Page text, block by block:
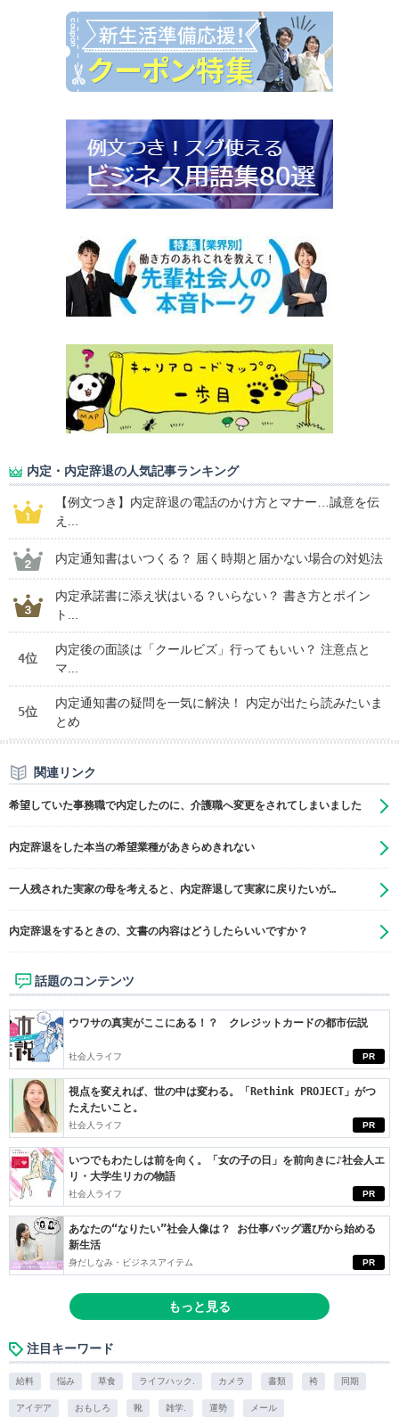
内定・内定辞退の人気記事ランキング
【例文つき】内定辞退の電話のかけ方とマナー…誠意を伝
え...
内定通知書はいつくる？ 届く時期と届かない場合の対処法
内定承諾書に添え状はいる？いらない？ 書き方とポイン
ト...
4位
内定後の面談は「クールビズ」行ってもいい？ 注意点と
マ...
5位
内定通知書の疑問を一気に解決！ 内定が出たら読みたいま
とめ
関連リンク
希望していた事務職で内定したのに、介護職へ変更をされてしまいました
内定辞退をした本当の希望業種があきらめきれない
一人残された実家の母を考えると、内定辞退して実家に戻りたいが…
内定辞退をするときの、文書の内容はどうしたらいいですか？
話題のコンテンツ
PR
ウワサの真実がここにある！？ クレジットカードの都市伝説
社会人ライフ
PR
視点を変えれば、世の中は変わる。「Rethink PROJECT」がつ
たえたいこと。
社会人ライフ
PR
いつでもわたしは前を向く。「女の子の日」を前向きに♪社会人エ
リ・大学生リカの物語
社会人ライフ
PR
あなたの“なりたい”社会人像は？ お仕事バッグ選びから始める
新生活
身だしなみ・ビジネスアイテム
もっと見る
注目キーワード
給料 悩み 草食 ライフハック. カメラ 書類 袴 同期
アイデア おもしろ 靴 雑学. 運勢 メール